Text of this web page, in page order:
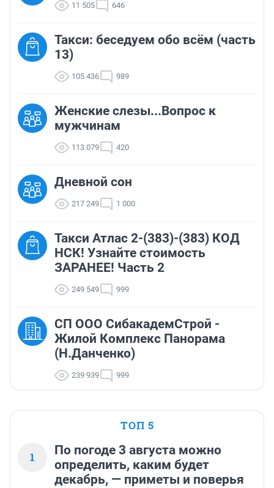
11 505 646
Такси: беседуем обо всём (часть
13)
105 436 989
Женские слезы...Вопрос к
мужчинам
113 079 420
Дневной сон
217 249 1 000
Такси Атлас 2-(383)-(383) КОД
НСК! Узнайте стоимость
ЗАРАНЕЕ! Часть 2
249 549 999
СП ООО СибакадемСтрой -
Жилой Комплекс Панорама
(Н.Данченко)
239 939 999
ТОП 5
1
По погоде 3 августа можно
определить, каким будет
декабрь, — приметы и поверья